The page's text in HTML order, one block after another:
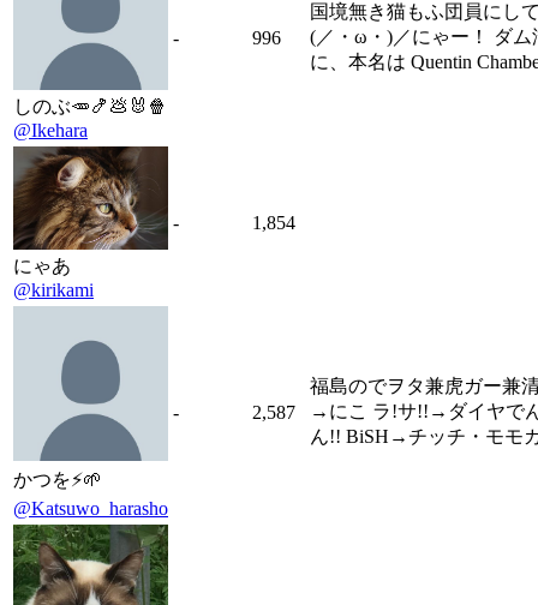
しのぶ🥕🍤💩🐰🍿
@Ikehara
- 996
国境無き猫もふ団員にし
(／・ω・)／にゃー！ ダ
に、本名は Quentin
にゃあ
@kirikami
- 1,854
かつを⚡🌱
@Katsuwo_harasho
- 2,587
福島のでヲタ兼虎ガー兼清
→にこ ラ!サ!!→ダイヤで
ん!! BiSH→チッチ・モモ